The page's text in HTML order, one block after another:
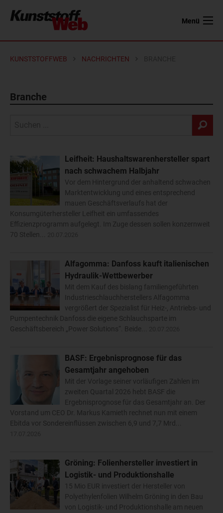
Menü
KUNSTSTOFFWEB NACHRICHTEN
Branche
Leifheit: Haushaltswarenhersteller spart
nach schwachem Halbjahr
Vor dem Hintergrund der anhaltend schwachen
Marktentwicklung und eines entsprechend
mauen Geschäftsverlaufs hat der
Konsumgüterhersteller Leifheit ein umfassendes
Effizienzprogramm aufgelegt. Im Zuge dessen sollen konzernweit
70 Stellen...
Alfagomma: Danfoss kauft italienischen
Hydraulik-Wettbewerber
Mit dem Kauf des bislang familiengeführten
Industrieschlauchherstellers Alfagomma
vergrößert der Spezialist für Heiz-, Antriebs- und
Pumpentechnik Danfoss die eigene Schlauchsparte im
Geschäftsbereich „Power Solutions“. Beide...
BASF: Ergebnisprognose für das
Gesamtjahr angehoben
Mit der Vorlage seiner vorläufigen Zahlen im
zweiten Quartal 2026 hebt BASF die
Ergebnisprognose für das Gesamtjahr an. Der
Vorstand um CEO Dr. Markus Kamieth rechnet nun mit einem
Ebitda vor Sondereinflüssen zwischen 6,9 und 7,7 Mrd...
Gröning: Folienhersteller investiert in
Logistik- und Produktionshalle
15 Mio EUR investiert der Hersteller von
Polyethylenfolien Wilhelm Gröning in den Bau
von Logistik- und Produktionshalle am neuen